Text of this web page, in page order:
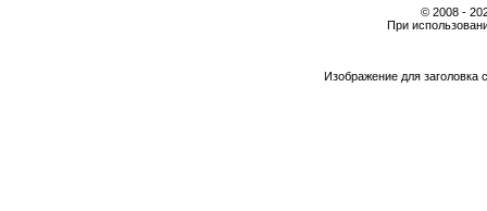
© 2008 -
При
Изображение для